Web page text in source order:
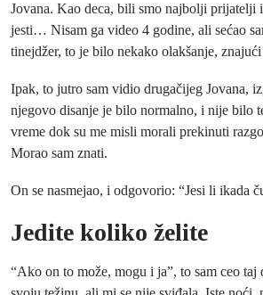
Jovana. Kao deca, bili smo najbolji prijatelji
jesti… Nisam ga video 4 godine, ali sećao
tinejdžer, to je bilo nekako olakšanje,
Ipak, to jutro sam vidio drugačijeg Jovana,
njegovo disanje je bilo normalno, i nije bilo
vreme dok su me misli morali prekinuti
Morao sam znati.
On se nasmejao, i odgovorio: “Jesi li ikada
Jedite koliko želite
“Ako on to može, mogu i ja”, to sam ceo taj